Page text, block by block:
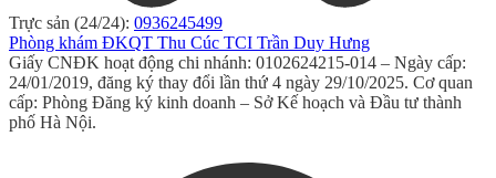
Trực sản (24/24): 0936245499
Phòng khám ĐKQT Thu Cúc TCI Trần Duy Hưng
Giấy CNĐK hoạt động chi nhánh: 0102624215-014 – Ngày cấp:
24/01/2019, đăng ký thay đổi lần thứ 4 ngày 29/10/2025. Cơ quan
cấp: Phòng Đăng ký kinh doanh – Sở Kế hoạch và Đầu tư thành
phố Hà Nội.